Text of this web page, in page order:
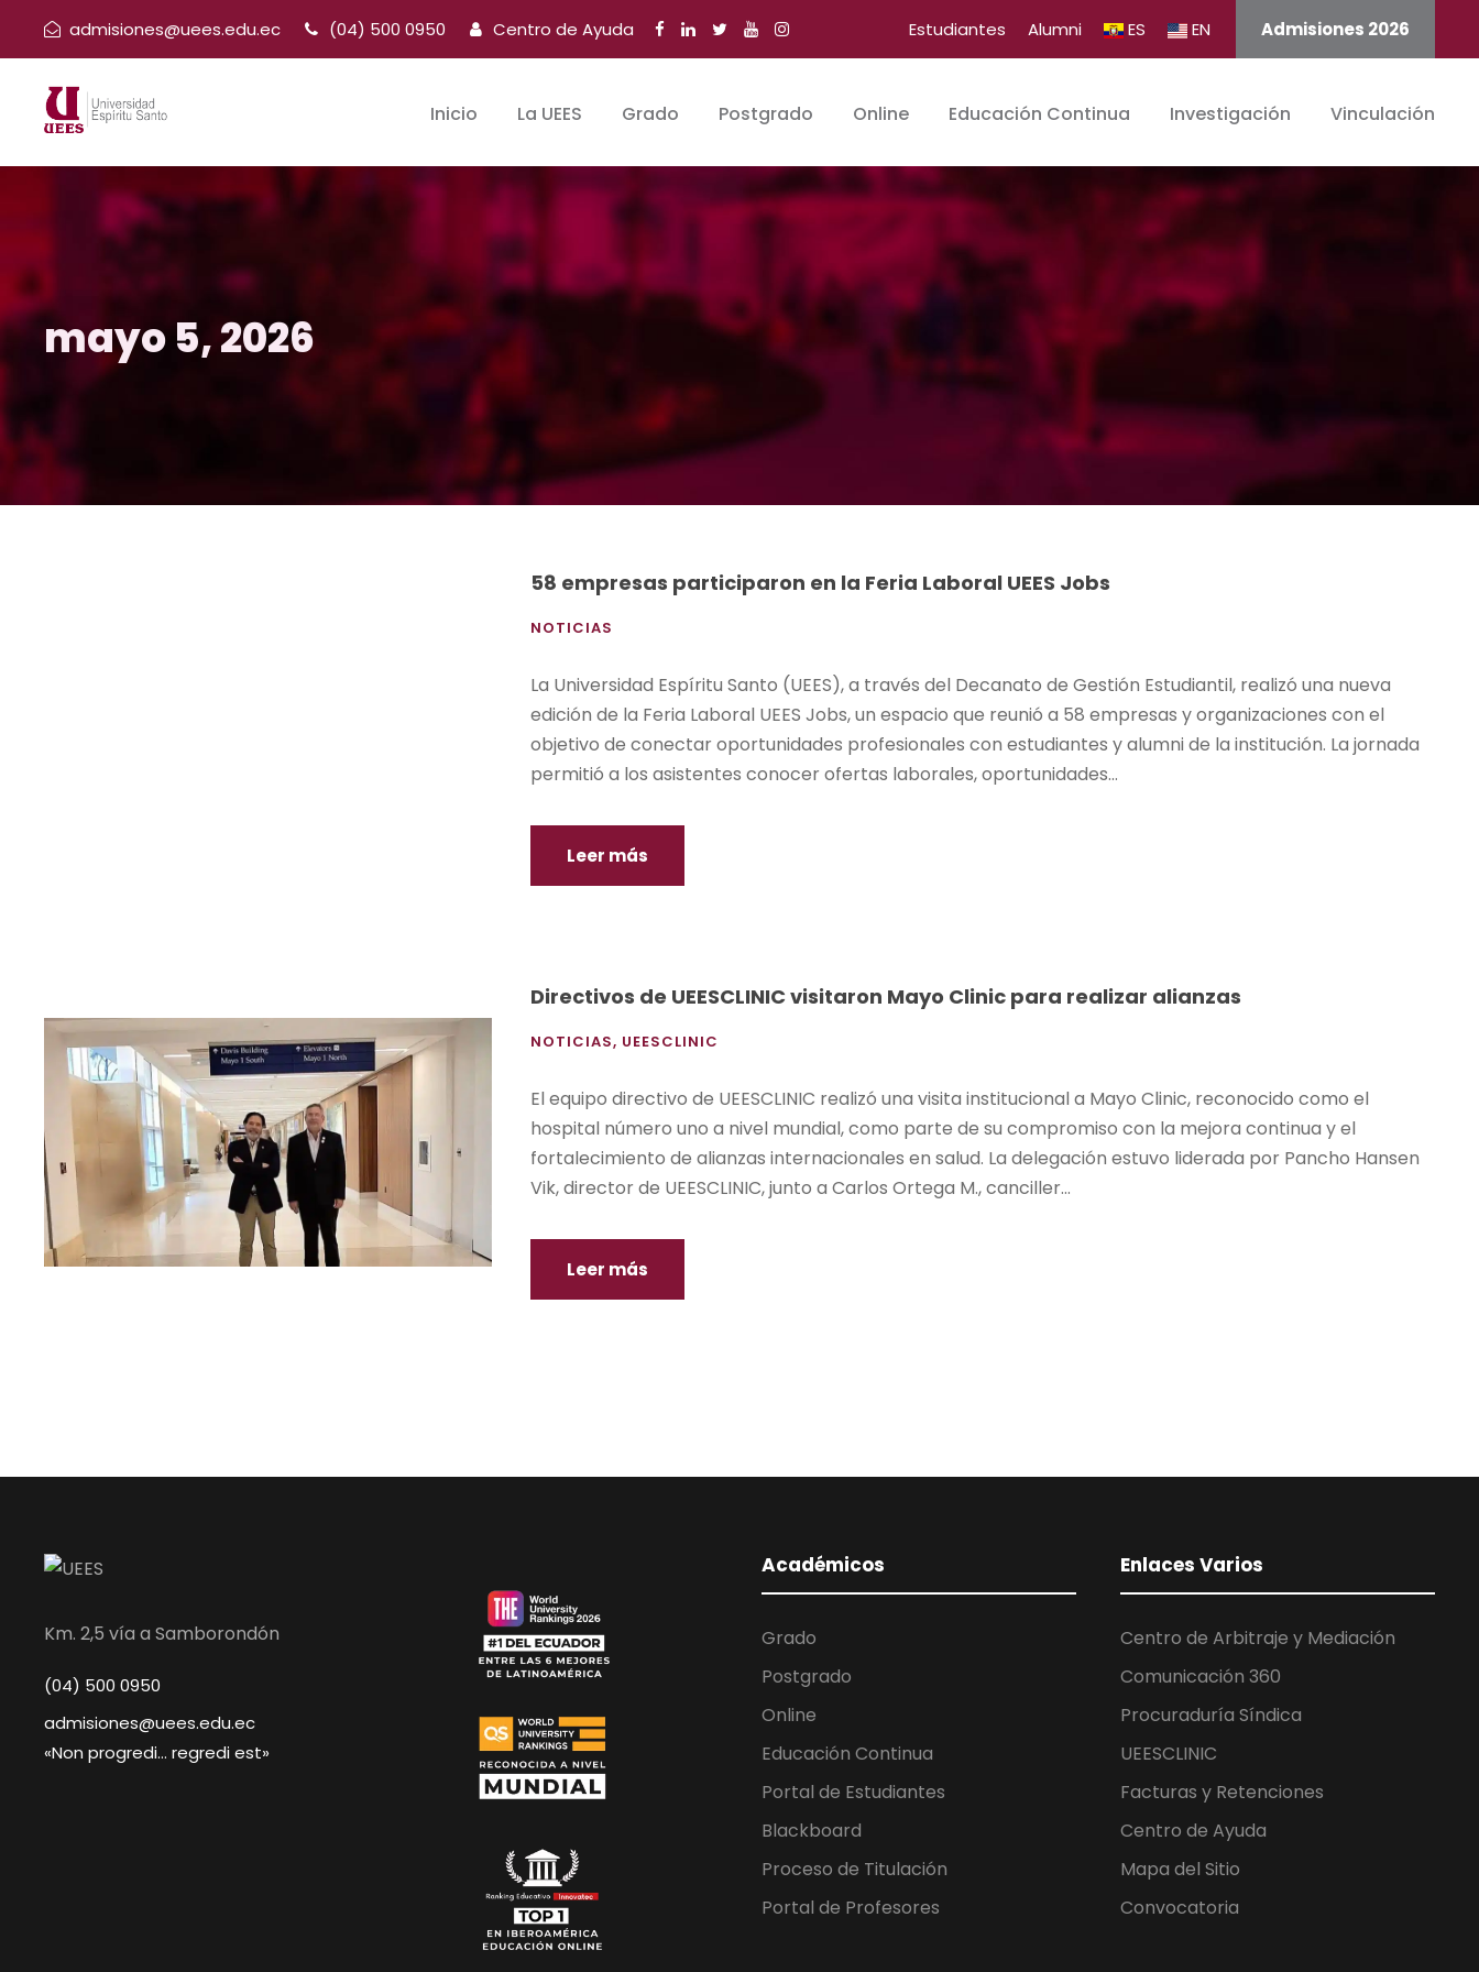
admisiones@uees.edu.ec (04) 500 0950 Centro de Ayuda Estudiantes Alumni ES EN Admisiones 2026
Inicio La UEES Grado Postgrado Online Educación Continua Investigación Vinculación
mayo 5, 2026
58 empresas participaron en la Feria Laboral UEES Jobs
NOTICIAS
La Universidad Espíritu Santo (UEES), a través del Decanato de Gestión Estudiantil, realizó una nueva
edición de la Feria Laboral UEES Jobs, un espacio que reunió a 58 empresas y organizaciones con el
objetivo de conectar oportunidades profesionales con estudiantes y alumni de la institución. La jornada
permitió a los asistentes conocer ofertas laborales, oportunidades...
Leer más
Directivos de UEESCLINIC visitaron Mayo Clinic para realizar alianzas
NOTICIAS, UEESCLINIC
El equipo directivo de UEESCLINIC realizó una visita institucional a Mayo Clinic, reconocido como el
hospital número uno a nivel mundial, como parte de su compromiso con la mejora continua y el
fortalecimiento de alianzas internacionales en salud. La delegación estuvo liderada por Pancho Hansen
Vik, director de UEESCLINIC, junto a Carlos Ortega M., canciller...
Leer más
Km. 2,5 vía a Samborondón
(04) 500 0950
admisiones@uees.edu.ec
«Non progredi… regredi est»
Académicos
Grado
Postgrado
Online
Educación Continua
Portal de Estudiantes
Blackboard
Proceso de Titulación
Portal de Profesores
Enlaces Varios
Centro de Arbitraje y Mediación
Comunicación 360
Procuraduría Síndica
UEESCLINIC
Facturas y Retenciones
Centro de Ayuda
Mapa del Sitio
Convocatoria